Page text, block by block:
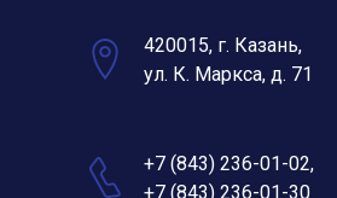
420015, г. Казань,
ул. К. Маркса, д. 71
+7 (843) 236-01-02,
+7 (843) 236-01-30